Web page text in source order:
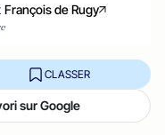
François de Rugy
CLASSER
sur Google